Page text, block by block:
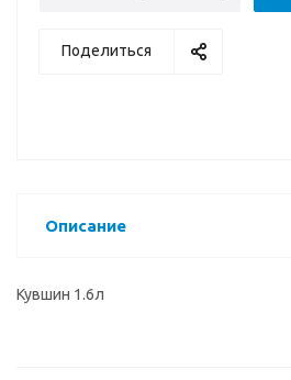
Поделиться
Описание
Кувшин 1.6л